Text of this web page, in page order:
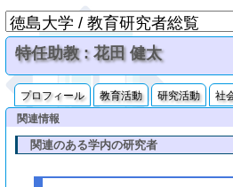
特任助教 : 花田 健太
プロフィール 教育活動 研究活動 社
関連情報
関連のある学内の研究者